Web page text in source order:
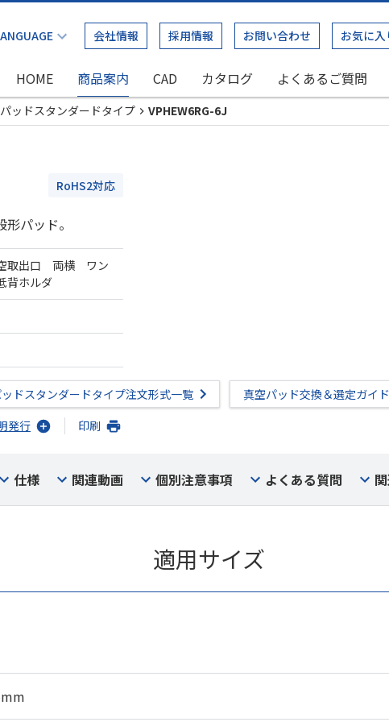
会社情報 採用情報 お問い合わせ お気に入
HOME 商品案内 CAD カタログ よくあるご質問
ッドスタンダードタイプ VPHEW6RG-6J
RoHS2対応
パッド。
取出口 両横 ワン
背ホルダ
ドスタンダードタイプ注文形式一覧
真空パッド交換＆選定ガイド
発行 印刷
仕様 関連動画 個別注意事項 よくある質問
適用サイズ